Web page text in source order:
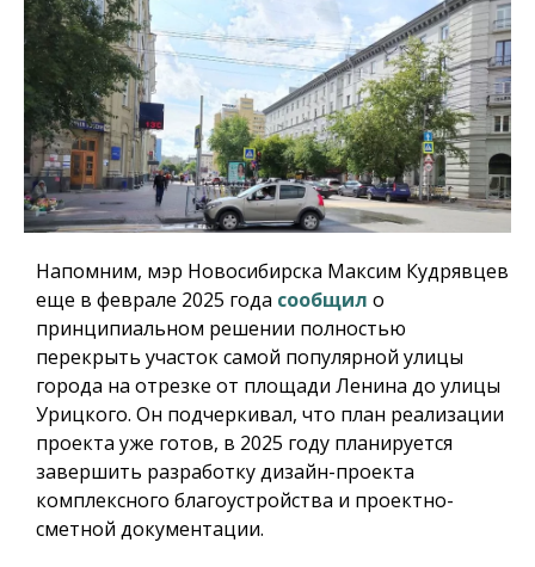
Напомним, мэр Новосибирска Максим Кудрявцев
еще в феврале 2025 года сообщил о
принципиальном решении полностью
перекрыть участок самой популярной улицы
города на отрезке от площади Ленина до улицы
Урицкого. Он подчеркивал, что план реализации
проекта уже готов, в 2025 году планируется
завершить разработку дизайн-проекта
комплексного благоустройства и проектно-
сметной документации.